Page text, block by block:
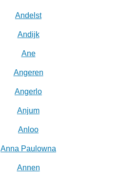
Andelst
Andijk
Ane
Angeren
Angerlo
Anjum
Anloo
Anna Paulowna
Annen